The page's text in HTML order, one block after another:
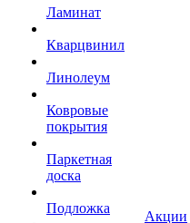
Ламинат
Кварцвинил
Линолеум
Ковровые
покрытия
Паркетная
доска
Подложка
Акции